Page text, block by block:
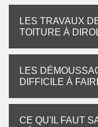
LES TRAVAUX
TOITURE À
LES
DIFFICILE À
CE QU'IL FAUT